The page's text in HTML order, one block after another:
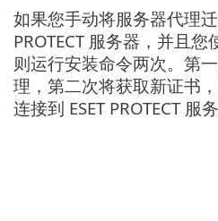
如果您手动将服务器代理
PROTECT 服务器，并且您
则运行安装命令两次。第
理，第二次将获取新证书
连接到 ESET PROTECT 服务